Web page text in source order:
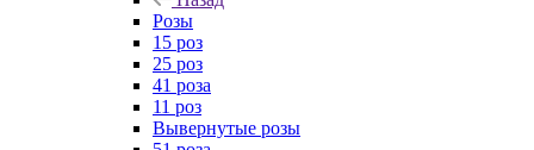
Розы
15 роз
25 роз
41 роза
11 роз
Вывернутые розы